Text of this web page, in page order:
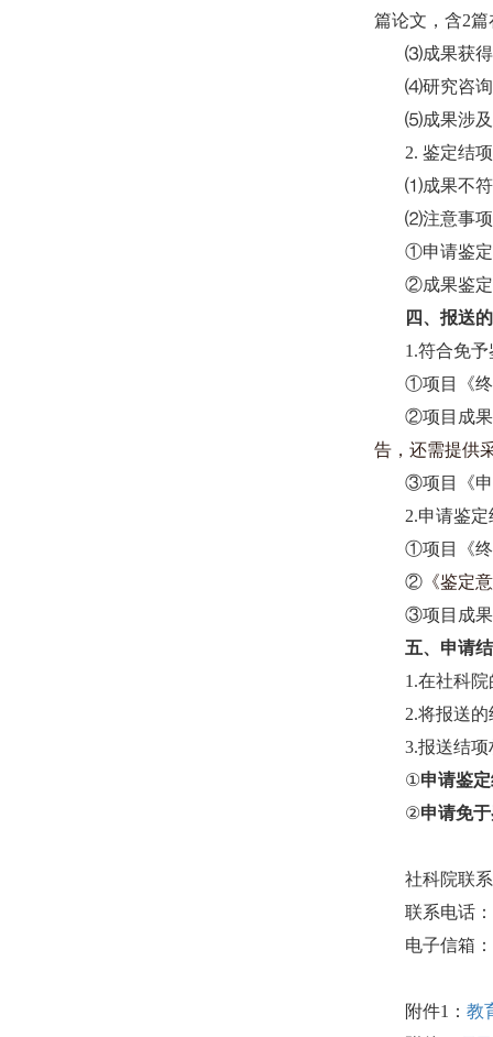
篇论文，含2篇
⑶成果获得
⑷研究咨询
⑸成果涉及
2. 鉴定结项
⑴成果不符
⑵注意事项
①申请鉴定
②成果鉴定
四、报送
1.符合免予
①项目《
②项目成
告，还需提供
③项目《
2.申请鉴
①项目《
② 《鉴定
③项目成果
五、申请
1.在社科院
2.将报送的
3.报送结项
①申请鉴
②申请免
社科院联
联系电话：
电子信箱：
附件1 ： 教